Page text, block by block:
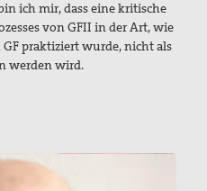
ich mir, dass eine kritische
von GFII in der Art, wie
praktiziert wurde, nicht als
werden wird.